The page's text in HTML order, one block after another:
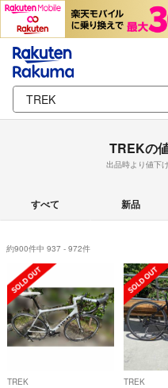
TREKの
出品時より値下
すべて 新品
約900件中 937 - 972件
TREK TREK